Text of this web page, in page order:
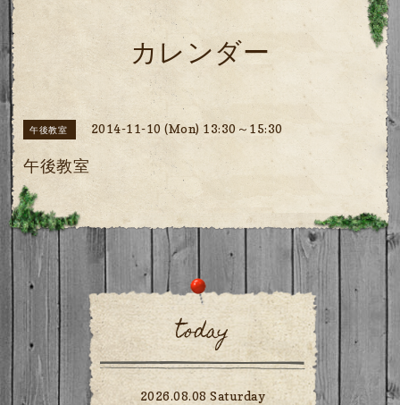
カレンダー
午後教室 2014-11-10 (Mon) 13:30～15:30
午後教室
today
2026.08.08 Saturday